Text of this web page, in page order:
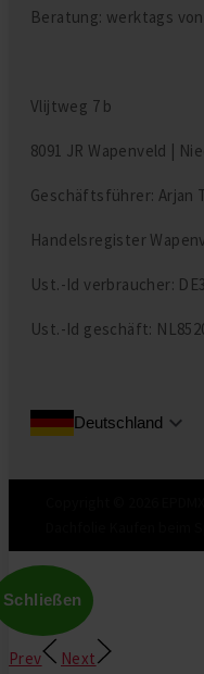
Beratung: werktags von
Vlijtweg 7 b
8091 JR Wapenveld |
Geschäftsführer: Arjan
Handelsregister
Ust.-Id verbraucher:
Ust.-Id geschäft:
Deutschland
Schließen
Prev Next